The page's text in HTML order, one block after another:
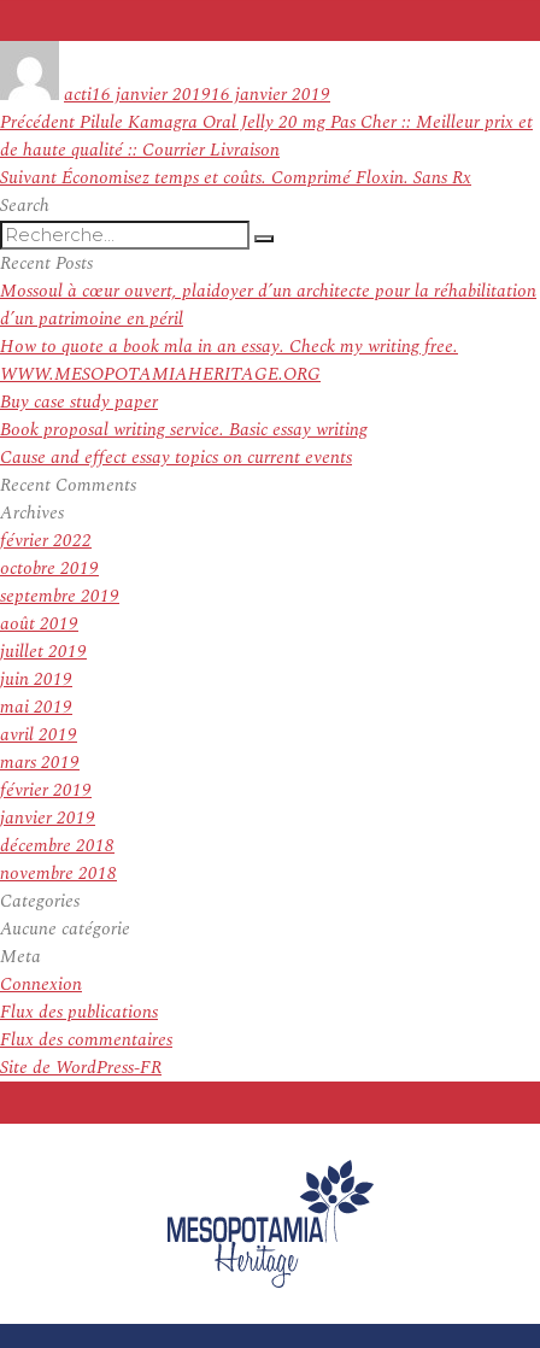
actile
16 janvier 201916 janvier 2019
Navigation
de
l’article
PrécédentArticle
précédent :
Pilule Kamagra Oral Jelly 20 mg Pas Cher :: Meilleur prix et
de haute qualité :: Courrier Livraison
SuivantArticle
Économisez temps et coûts. Comprimé Floxin. Sans Rx
Search
Recherche
pour
:
Recherche
Recent Posts
Mossoul à cœur ouvert, plaidoyer d’un architecte pour la réhabilitation
d’un patrimoine en péril
How to quote a book mla in an essay. Check my writing free.
WWW.MESOPOTAMIAHERITAGE.ORG
Buy case study paper
Book proposal writing service. Basic essay writing
Cause and effect essay topics on current events
Recent Comments
Archives
février 2022
octobre 2019
septembre 2019
août 2019
juillet 2019
juin 2019
mai 2019
avril 2019
mars 2019
février 2019
janvier 2019
décembre 2018
novembre 2018
Categories
Aucune catégorie
Meta
Connexion
Flux des publications
Flux des commentaires
Site de WordPress-FR